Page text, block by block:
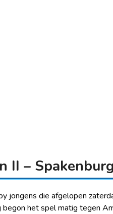
II –
jongens die afgelopen
het spel matig tegen